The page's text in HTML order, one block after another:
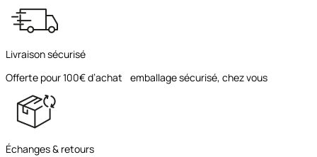
Livraison sécurisé
Offerte pour 100€ d’achat emballage sécurisé, chez vous
Échanges & retours